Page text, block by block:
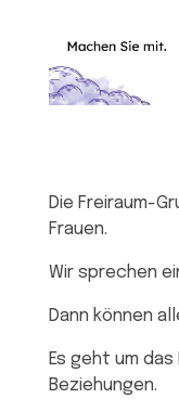
Die Freiraum-
Frauen.
Wir sprechen
Dann können
Es geht um
Beziehungen.